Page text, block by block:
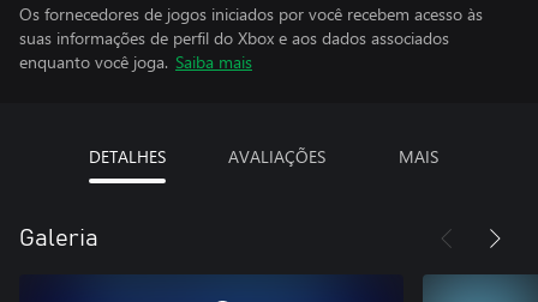
Os fornecedores de jogos iniciados por você recebem acesso às
suas informações de perfil do Xbox e aos dados associados
enquanto você joga. Saiba mais
DETALHES AVALIAÇÕES MAIS
Galeria